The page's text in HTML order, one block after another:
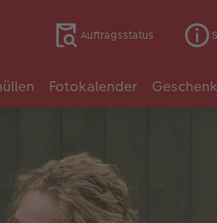
Auftragsstatus
Fotokalender